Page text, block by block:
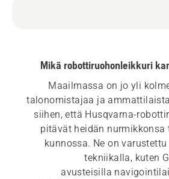
Mikä robottiruohonleikkuri
Maailmassa on jo yli
talonomistajaa ja
siihen, että Husqvarna-
pitävät heidän nurmikkonsa
kunnossa. Ne on
tekniikalla, kuten
avusteisilla